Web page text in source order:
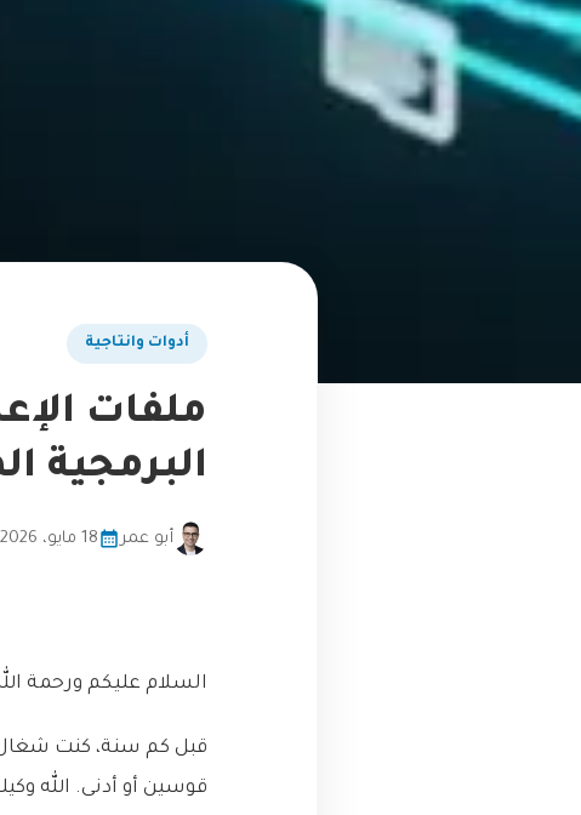
أدوات وانتاجية
البرمجية
أبو عمر 18 مايو، 2026
السلام عليكم ورحمة
قبل كم سنة، كنت شغال
قوسين أو أدنى. الله